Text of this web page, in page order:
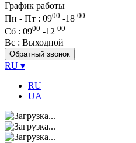
График работы
Пн - Пт : 0900 -18 00
Сб : 0900 -12 00
Вс : Выходной
Обратный звонок
RU ▾
RU
UA